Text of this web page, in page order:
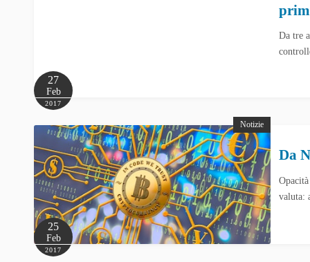
27
Feb
2017
Da tre
Notizie
25
Feb
2017
Da
valuta: